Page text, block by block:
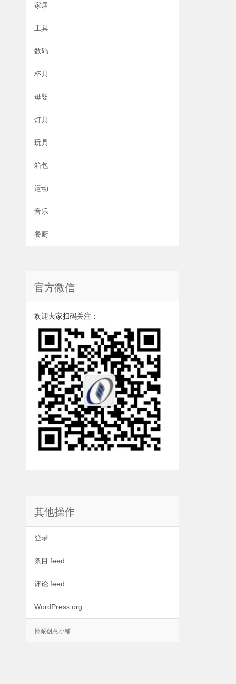
家居
工具
数码
杯具
母婴
灯具
玩具
箱包
运动
音乐
餐厨
官方微信
欢迎大家扫码关注：
其他操作
登录
条目 feed
评论 feed
WordPress.org